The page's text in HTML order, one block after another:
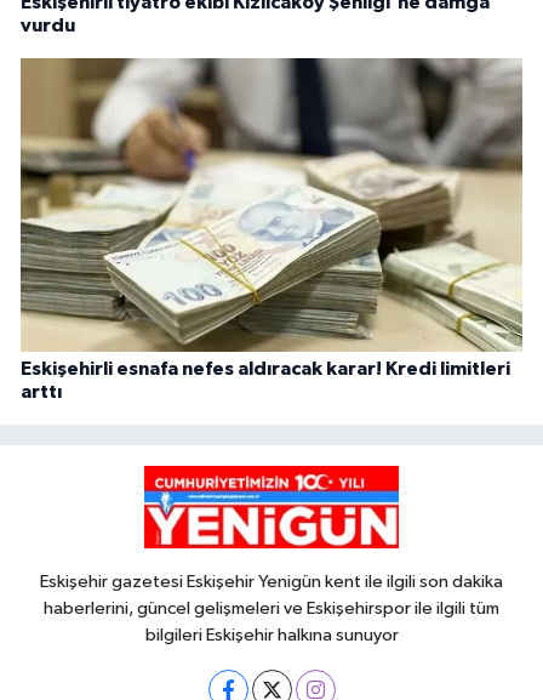
vurdu
Eskişehirli esnafa nefes aldıracak karar! Kredi limitleri
arttı
Eskişehir gazetesi Eskişehir Yenigün kent ile ilgili son dakika
haberlerini, güncel gelişmeleri ve Eskişehirspor ile ilgili tüm
bilgileri Eskişehir halkına sunuyor